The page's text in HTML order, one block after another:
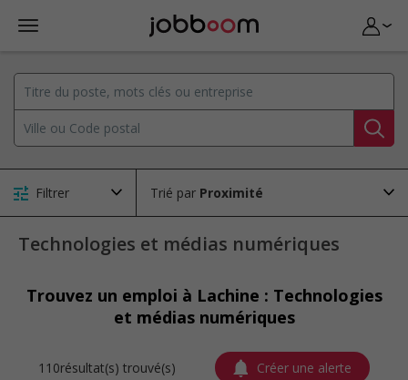
Filtrer Trié par
Technologies et médias numériques
Trouvez un emploi à Lachine : Technologies
et médias numériques
110résultat(s) trouvé(s) Créer une alerte